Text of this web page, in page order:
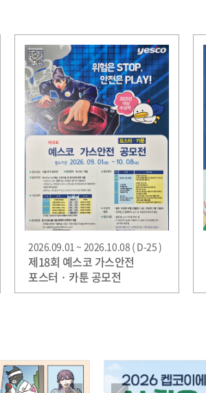
2026.09.01 ~ 2026.10.08 ( D-25 )
제18회 예스코 가스안전
포스터 · 카툰 공모전